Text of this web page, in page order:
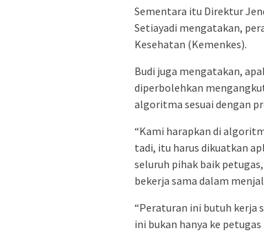
Sementara itu Direktur
Setiayadi mengatakan,
Kesehatan (Kemenkes).
Budi juga mengatakan,
diperbolehkan
algoritma sesuai dengan
“Kami harapkan di
tadi, itu harus dikuatkan
seluruh pihak baik
bekerja sama dalam
“Peraturan ini butuh kerja
ini bukan hanya ke